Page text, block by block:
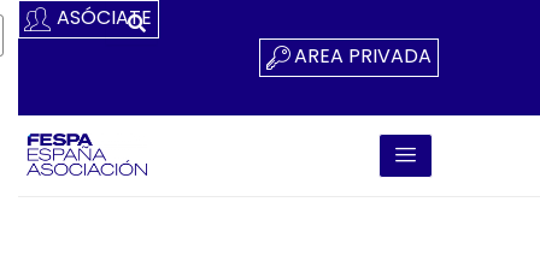
Ir
Al
ASÓCIATE
AREA PRIVADA